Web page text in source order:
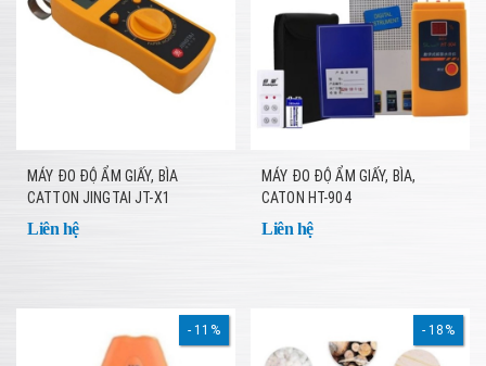
MÁY ĐO ĐỘ ẨM GIẤY, BÌA
CATTON JINGTAI JT-X1
Liên hệ
MÁY ĐO ĐỘ ẨM GIẤY, BÌA,
CATON HT-904
Liên hệ
11% 18%